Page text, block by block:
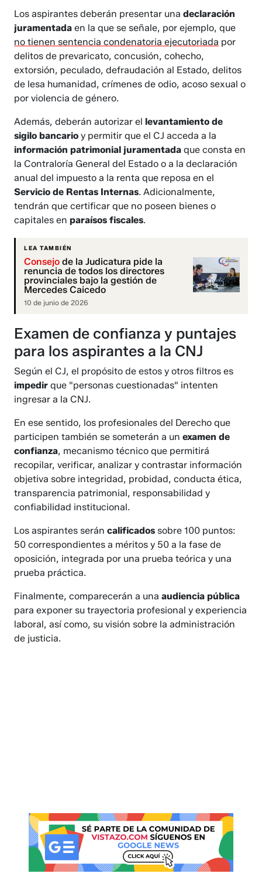
Los aspirantes deberán presentar unadeclaración
juramentada en la que se señale, por ejemplo, que
no tienen sentencia condenatoria ejecutoriada por
delitos de prevaricato, concusión, cohecho,
extorsión, peculado, defraudación al Estado, delitos
de lesa humanidad, crímenes de odio, acoso sexual o
por violencia de género.
Además, deberán autorizar el levantamiento de
sigilo bancario y permitir que el CJ acceda a la
información patrimonial juramentada que consta en
la Contraloría General del Estado o a la declaración
anual del impuesto a la renta que reposa en el
Servicio de Rentas Internas. Adicionalmente,
tendrán que certificar que no poseen bienes o
capitales enparaísos fiscales.
LEA TAMBIÉN
Consejo de la Judicatura pide la
renuncia de todos los directores
provinciales bajo la gestión de
Mercedes Caicedo
10 de junio de 2026
Examen de confianza y puntajes
para los aspirantes a la CNJ
Según el CJ, el propósito de estos y otros filtros es
impedir que "personas cuestionadas" intenten
ingresar a la CNJ.
En ese sentido, los profesionales del Derecho que
participen también se someterán a unexamen de
confianza, mecanismo técnico que permitirá
recopilar, verificar, analizar y contrastar información
objetiva sobre integridad, probidad, conducta ética,
transparencia patrimonial, responsabilidad y
confiabilidad institucional.
Los aspirantes seráncalificados sobre 100 puntos:
50 correspondientes a méritos y 50 a la fase de
oposición, integrada por una prueba teórica y una
prueba práctica.
Finalmente, comparecerán a unaaudiencia pública
para exponer su trayectoria profesional y experiencia
laboral, así como, su visión sobre la administración
de justicia.